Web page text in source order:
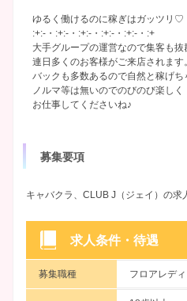
ゆるく働けるのに稼ぎはガッツリ♡
:+:-・:+:-・:+:-・:+:-・:+:-・:+
大手グループの運営なので集客も抜
連日多くのお客様がご来店されます。
バックも多数あるので自然と稼げ
ノルマ等は無いのでのびのび楽しく
お仕事してくださいね♪
募集要項
キャバクラ、CLUB J（ジェイ）の求
求人条件・待遇
募集職種 フロアレディ